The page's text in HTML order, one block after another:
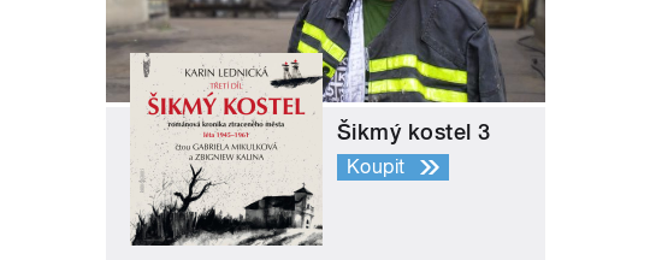
Šikmý kostel 3
Koupit